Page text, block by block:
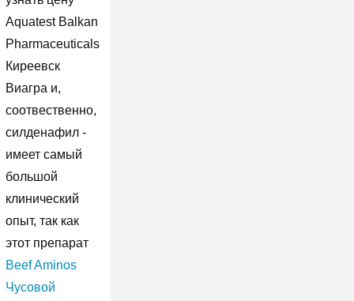
Aquatest Balkan
Pharmaceuticals
Киреевск
Виагра и,
соотвественно,
силденафил -
имеет самый
большой
клинический
опыт, так как
этот препарат
Beef Aminos
Чусовой